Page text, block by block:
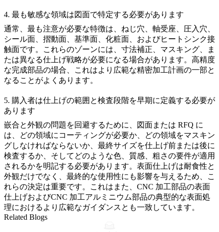
4. 最も敏感な領域は図面で特定する必要があります
通常、最も注意が必要な特徴は、ねじ穴、軸受座、圧入穴、
シール面、摺動面、基準面、化粧面、およびヒートシンク接
触面です。これらのゾーンには、寸法補正、マスキング、ま
たは異なる仕上げ戦略が必要になる場合があります。高精度
な完成部品の場合、これはより広範な精密加工計画の一部と
なることがよくあります。
5. 購入者は仕上げの範囲と検査段階を早期に定義する必要が
あります
嵌合と外観の問題を回避するために、図面または RFQ に
は、どの領域にコーティングが必要か、どの領域をマスキン
グしなければならないか、最終サイズを仕上げ前または後に
検査するか、そしてどのような色、質感、粗さの要件が適用
されるかを明記する必要があります。表面仕上げは耐食性と
外観だけでなく、最終的な使用性にも影響を与えるため、こ
れらの決定は重要です。これはまた、 CNC 加工部品の表面
仕上げおよびCNC 加工アルミニウム部品の典型的な表面処
理におけるより広範なガイダンスとも一致しています。
Related Blogs